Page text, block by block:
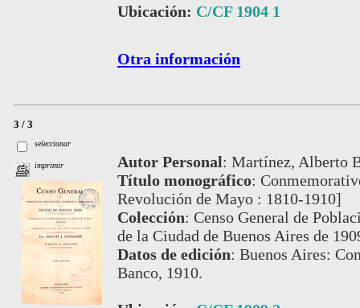
Ubicación: C/CF 1904 1
Otra información
3 / 3
seleccionar
imprimir Autor Personal: Martínez, Alberto
Título monográfico:
Revolución de Mayo : 1810-1910]
Colección: Censo General de
de la Ciudad de Buenos Aires de
Datos de edición: Buenos Aires:
Banco, 1910.